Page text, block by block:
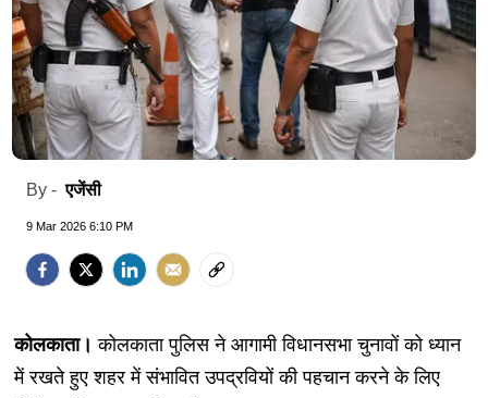
By -एजेंसी
9 Mar 2026 6:10 PM
कोलकाता। कोलकाता पुलिस ने आगामी विधानसभा चुनावों को ध्यान
में रखते हुए शहर में संभावित उपद्रवियों की पहचान करने के लिए